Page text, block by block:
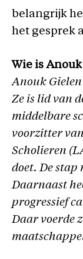
belangrijk
het gesprek
Wie is
Anouk
Ze is lid van
middelbare
voorzitter
Scholieren
doet. De stap
Daarnaast
progressief
Daar voerde